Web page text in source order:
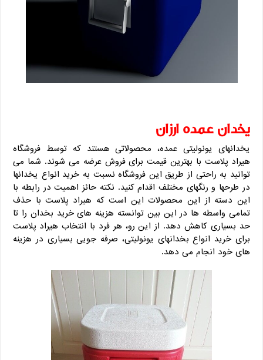
یخدان عمده ارزان
یخدانهای یونولیتی عمده، محصولاتی هستند که توسط فروشگاه
هیراد پلاست با بهترین قیمت برای فروش عرضه می شوند. شما می
توانید به راحتی از طریق این فروشگاه نسبت به خرید انواع یخدانها
در طرحها و رنگهای مختلف اقدام کنید. نکته حائز اهمیت در رابطه با
این دسته از این محصولات این است که هیراد پلاست با حذف
تمامی واسطه ها در این بین توانسته هزینه های خرید بخدان را تا
حد بسیاری کاهش دهد. از این رو، هر فرد با انتخاب هیراد پلاست
برای خرید انواع بخدانهای یونولیتی، صرفه جویی بسیاری در هزینه
های خود انجام می دهد.